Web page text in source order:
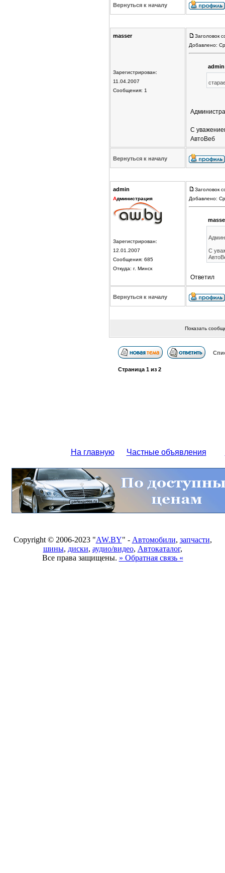
Вернуться к началу
masser
Зарегистрирован:
11.04.2007
Сообщения: 1
Заголовок
Добавлено:
С
АвтоВеб
Вернуться к началу
admin
Администрация
Зарегистрирован:
12.01.2007
Сообщения: 685
Откуда: г. Минск
Заголовок
Добавлено:
С
Ответил
Вернуться к началу
Показать
Страница 1из 2
На главную Частные объявления
Copyright © 2006-2023 "AW.BY" - Автомобили, запчасти,
шины, диски, аудио/видео, Автокаталог,
Все права защищены. » Обратная связь «